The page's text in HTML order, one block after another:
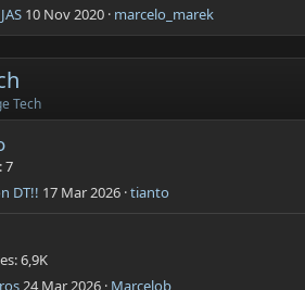
10 Nov 2020 marcelo_marek
Tech
7
DT!! 17 Mar 2026 tianto
6,9K
24 Mar 2026 Marcelob